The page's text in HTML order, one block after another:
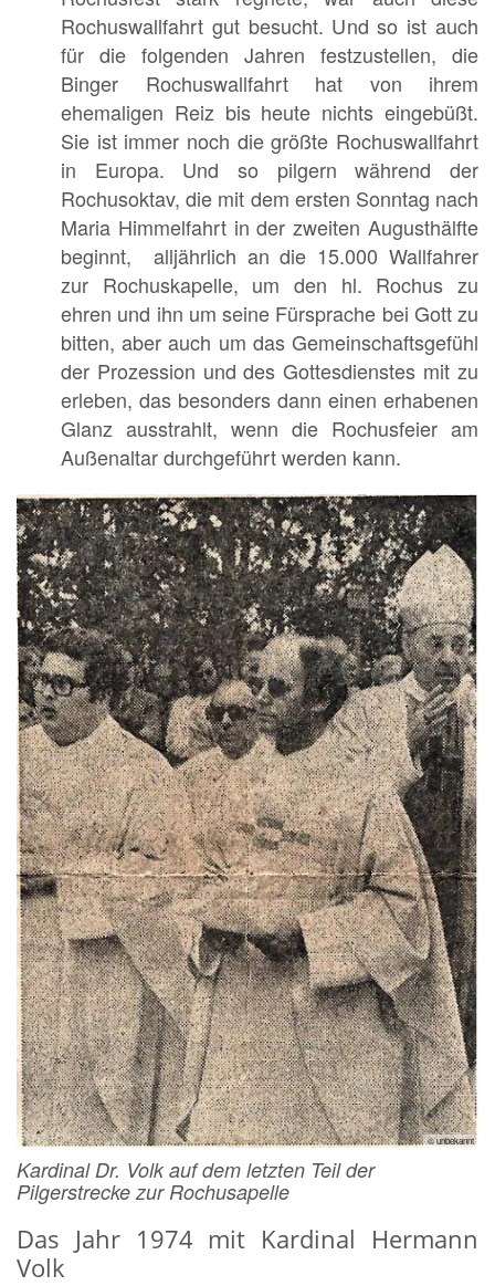
Rochuswallfahrt gut besucht. Und so ist auch
für die folgenden Jahren festzustellen, die
Binger Rochuswallfahrt hat von ihrem
ehemaligen Reiz bis heute nichts eingebüßt.
Sie ist immer noch die größte Rochuswallfahrt
in Europa. Und so pilgern während der
Rochusoktav, die mit dem ersten Sonntag nach
Maria Himmelfahrt in der zweiten Augusthälfte
beginnt, alljährlich an die 15.000 Wallfahrer
zur Rochuskapelle, um den hl. Rochus zu
ehren und ihn um seine Fürsprache bei Gott zu
bitten, aber auch um das Gemeinschaftsgefühl
der Prozession und des Gottesdienstes mit zu
erleben, das besonders dann einen erhabenen
Glanz ausstrahlt, wenn die Rochusfeier am
Außenaltar durchgeführt werden kann.
© unbekannt
Kardinal Dr. Volk auf dem letzten Teil der
Pilgerstrecke zur Rochusapelle
Das Jahr 1974 mit Kardinal Hermann
Volk